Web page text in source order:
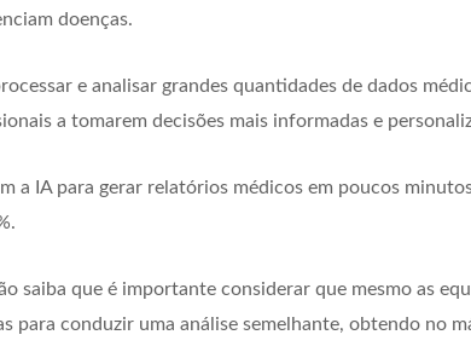
doenças.
e analisar grandes quantidades de dados
a tomarem decisões mais informadas e
a IA para gerar relatórios médicos em poucos
saiba que é importante considerar que mesmo as
para conduzir uma análise semelhante, obtendo no